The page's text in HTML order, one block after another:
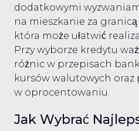
dodatkowymi
na mieszkanie za
która może ułatwić
Przy wyborze kredytu
różnic w przepisach
kursów walutowych
w oprocentowaniu.
Jak Wybrać